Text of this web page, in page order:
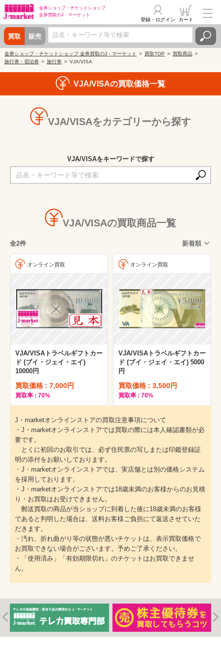
金券ショップ・ チケットショップ
金券買取のJ・マーケット
買取 販売
登録・ログイン カート
金券ショップ・チケットショップ 金券買取のJ・マーケット 買取TOP
買取商品
旅行券・宿泊券
旅行券 VJA/VISA
VJA/VISAの買取価格一覧
VJA/VISAをカテゴリーから探す
VJA/VISAをキーワードで探す
VJA/VISAの買取商品一覧
全2件 新着順
オンライン買取
VJA/VISAトラベルギフトカー
ド (ブイ・ジェイ・エイ)
10000円
買取価格 : 7,000円
買取率 : 70%
オンライン買取
VJA/VISAトラベルギフトカー
ド (ブイ・ジェイ・エイ) 5000
円
買取価格 : 3,500円
買取率 : 70%
J・marketオンラインストアの買取注意事項について
・J・marketオンラインストアでは買取の際には本人確認書類が必
要です。
とくに初回のお取引では、必ず住民票の写しまたは印鑑登録証
明の添付をお願いしております。
・J・marketオンラインストアでは、実店舗とは別の価格システム
を採用しております。
・J・marketオンラインストアでは18歳未満のお客様からのお見積
り・お買取はお受けできません。
郵送買取の商品が当ショップに到着した後に18歳未満のお客様
であると判明した場合は、送料お客様ご負担にて返送させていた
だきます。
・汚れ、折れ曲がり等の状態が悪いチケットは、表示買取価格で
お買取できない場合がございます。予めご了承ください。
・「使用済み」「有効期限切れ」のチケットはお買取できませ
ん。